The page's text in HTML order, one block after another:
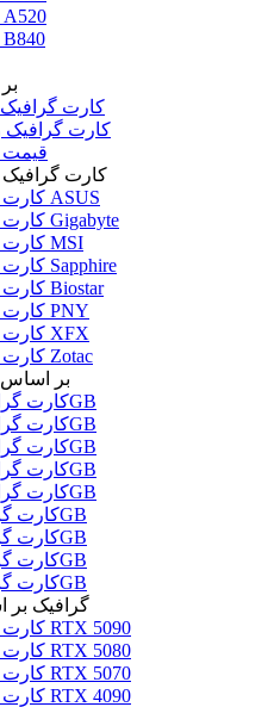
مادربرد A520
مادربرد B840
کارت
کارت گرافیک
قیمت
کارت گرافیک
کارت گرافیک ASUS
کارت گرافیک Gigabyte
کارت گرافیک MSI
کارت گرافیک Sapphire
کارت گرافیک Biostar
کارت گرافیک PNY
کارت گرافیک XFX
کارت گرافیک Zotac
بر
کارت گرافیک 48GB
کارت گرافیک 32GB
کارت گرافیک 24GB
کارت گرافیک 16GB
کارت گرافیک 12GB
کارت گرافیک 8GB
کارت گرافیک 6GB
کارت گرافیک 4GB
کارت گرافیک 2GB
گرافیک
کارت گرافیک RTX 5090
کارت گرافیک RTX 5080
کارت گرافیک RTX 5070
کارت گرافیک RTX 4090